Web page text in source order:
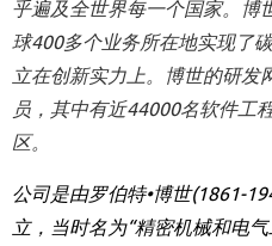
乎遍及全世界每一个国家。博
球400多个业务所在地实现了
立在创新实力上。博世的研发
员，其中有近44000名软件工
区。
公司是由罗伯特•博世(1861-
立，当时名为“精密机械和电